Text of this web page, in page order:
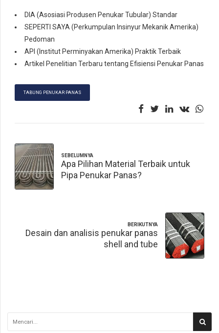
DIA (Asosiasi Produsen Penukar Tubular) Standar
SEPERTI SAYA (Perkumpulan Insinyur Mekanik Amerika)
Pedoman
API (Institut Perminyakan Amerika) Praktik Terbaik
Artikel Penelitian Terbaru tentang Efisiensi Penukar Panas
TABUNG PENUKAR PANAS
SEBELUMNYA
Apa Pilihan Material Terbaik untuk
Pipa Penukar Panas?
BERIKUTNYA
Desain dan analisis penukar panas
shell and tube